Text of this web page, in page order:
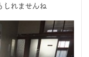
しれませんね